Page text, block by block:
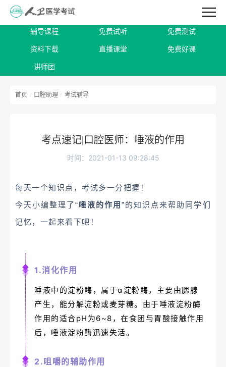
辅导课程 免费试听 免费测试
资料下载 直播课堂 免费好课
讲师团
首页 / 口腔助理 / 考试辅导
考点速记|口腔医师：唾液的作用
时间：2021-01-13 09:28:45
每天一个知识点，考试多一分把握！
今天小编整理了“唾液的作用”的知识点来帮助同学们
记忆，一起来看下吧！
1.消化作用
唾液中的淀粉酶，属于α淀粉酶，主要由腮腺
产生，能分解淀粉或麦芽糖。由于唾液淀粉酶
作用的适合pH为6~8，在食团与胃酸接触作用
后，唾液淀粉酶迅速失活。
2.咀嚼的辅助作用